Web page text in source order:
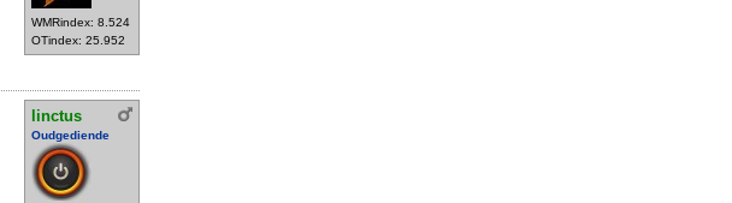
WMRindex: 8.524
OTindex: 25.952
linctus
Oudgediende